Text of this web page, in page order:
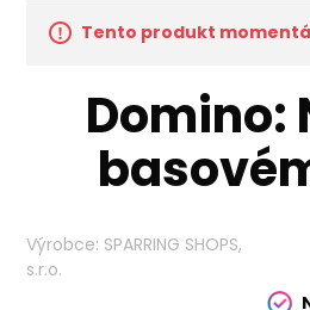
Tento produkt
Domino:
Výrobce: SPARRING SHOPS,
s.r.o.